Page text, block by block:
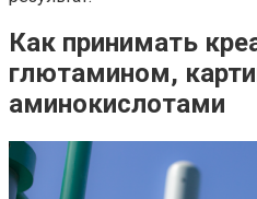
Как принимать
глютамином,
аминокислотами